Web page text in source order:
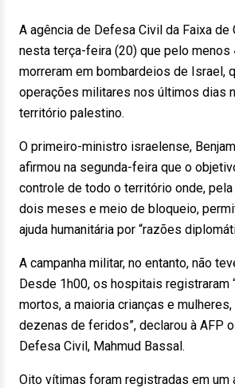
A agência de Defesa Civil da Faixa de
nesta terça-feira (20) que pelo menos
morreram em bombardeios de Israel,
operações militares nos últimos dias
território palestino.
O primeiro-ministro israelense,
afirmou na segunda-feira que o
controle de todo o território onde,
dois meses e meio de bloqueio,
ajuda humanitária por “razões
A campanha militar, no entanto, não
Desde 1h00, os hospitais registraram
mortos, a maioria crianças e
dezenas de feridos”, declarou à AFP
Defesa Civil, Mahmud Bassal.
Oito vítimas foram registradas em um